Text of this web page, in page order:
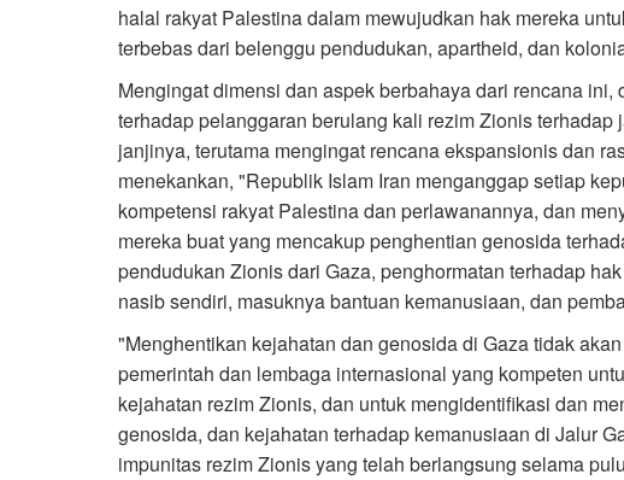
halal rakyat Palestina dalam mewujudkan hak mereka
terbebas dari belenggu pendudukan, apartheid, dan
Mengingat dimensi dan aspek berbahaya dari rencana
terhadap pelanggaran berulang kali rezim Zionis
janjinya, terutama mengingat rencana ekspansionis dan
menekankan, "Republik Islam Iran menganggap setiap
kompetensi rakyat Palestina dan perlawanannya, dan
mereka buat yang mencakup penghentian genosida
pendudukan Zionis dari Gaza, penghormatan terhadap
nasib sendiri, masuknya bantuan kemanusiaan, dan
"Menghentikan kejahatan dan genosida di Gaza tidak
pemerintah dan lembaga internasional yang kompeten
kejahatan rezim Zionis, dan untuk mengidentifikasi dan
genosida, dan kejahatan terhadap kemanusiaan di Jalur
impunitas rezim Zionis yang telah berlangsung selama